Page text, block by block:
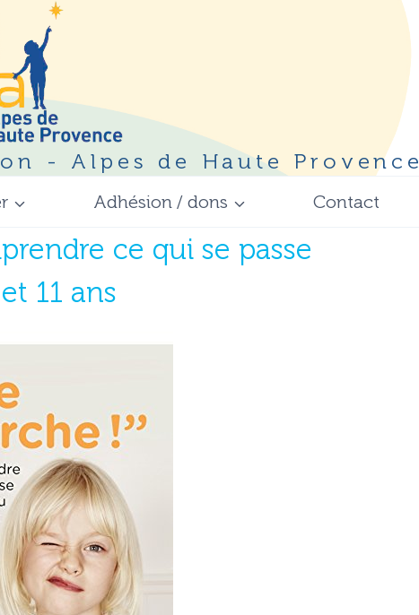
- Alpes de Haute Provence
Adhésion / dons Contact
ce qui se passe
11 ans